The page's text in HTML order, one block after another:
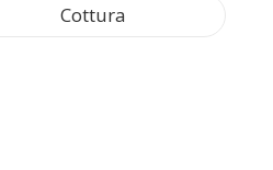
Cottura